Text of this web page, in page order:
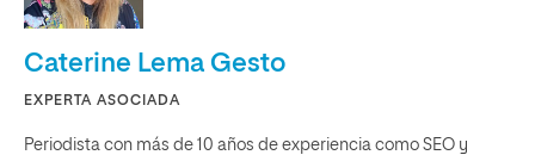
Caterine Lema Gesto
EXPERTA ASOCIADA
Periodista con más de 10 años de experiencia como SEO y